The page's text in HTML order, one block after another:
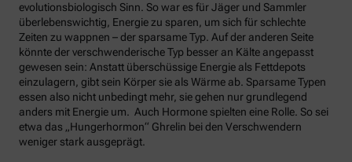
evolutionsbiologisch Sinn. So war es für Jäger und Sammler
überlebenswichtig, Energie zu sparen, um sich für schlechte
Zeiten zu wappnen – der sparsame Typ. Auf der anderen Seite
könnte der verschwenderische Typ besser an Kälte angepasst
gewesen sein: Anstatt überschüssige Energie als Fettdepots
einzulagern, gibt sein Körper sie als Wärme ab. Sparsame Typen
essen also nicht unbedingt mehr, sie gehen nur grundlegend
anders mit Energie um. Auch Hormone spielten eine Rolle. So sei
etwa das „Hungerhormon“ Ghrelin bei den Verschwendern
weniger stark ausgeprägt.